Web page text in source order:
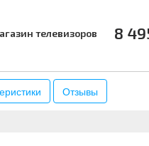
телевизоров 8
Отзывы
АКСЕССУАРЫ